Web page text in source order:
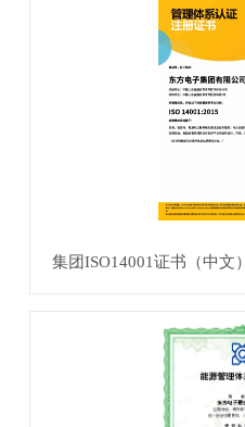
集团ISO14001证书（中文）